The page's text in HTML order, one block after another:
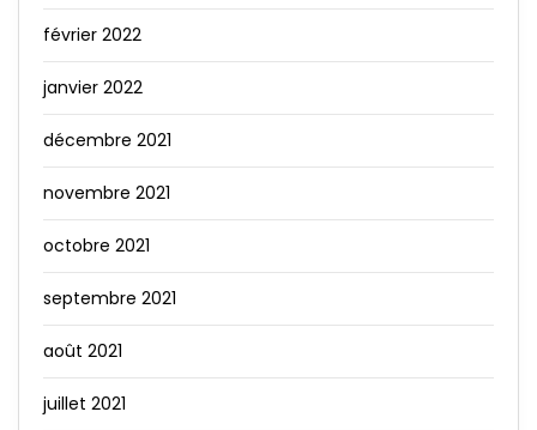
février 2022
janvier 2022
décembre 2021
novembre 2021
octobre 2021
septembre 2021
août 2021
juillet 2021